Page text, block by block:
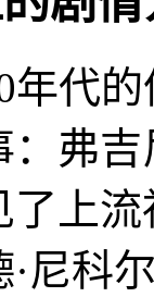
年代
弗吉
上
科